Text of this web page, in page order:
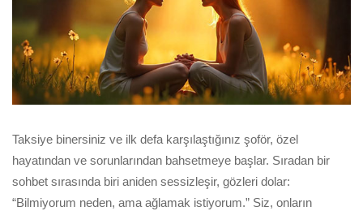
Taksiye binersiniz ve ilk defa karşılaştığınız şoför, özel
hayatından ve sorunlarından bahsetmeye başlar. Sıradan bir
sohbet sırasında biri aniden sessizleşir, gözleri dolar:
“Bilmiyorum neden, ama ağlamak istiyorum.” Siz, onların